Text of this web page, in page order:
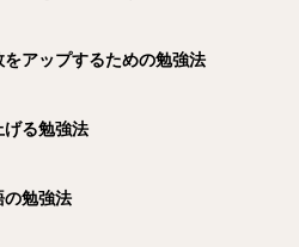
アップするための勉強法
げる勉強法
の勉強法